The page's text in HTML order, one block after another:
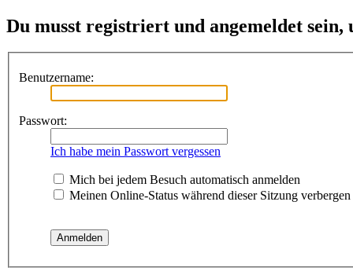
Du musst registriert und angemeldet
Benutzername:
Passwort:
Ich habe mein Passwort vergessen
Mich bei jedem Besuch automatisch anmelden
Meinen Online-Status während dieser Sitzung verbergen